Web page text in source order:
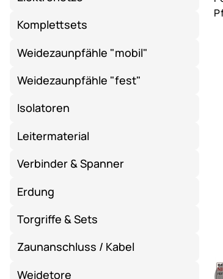
Komplettsets
Weidezaunpfähle "mobil"
Weidezaunpfähle "fest"
Isolatoren
Leitermaterial
Verbinder & Spanner
Erdung
Torgriffe & Sets
Zaunanschluss / Kabel
Weidetore